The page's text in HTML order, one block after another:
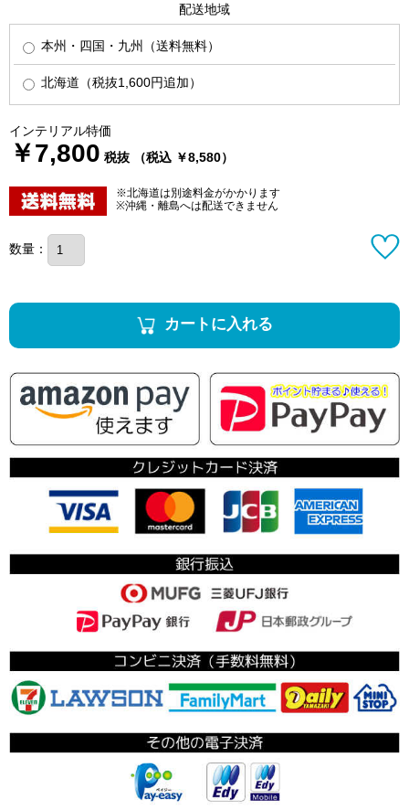
配送地域
本州・四国・九州（送料無料）
北海道（税抜1,600円追加）
インテリアル特価
￥7,800 税抜 （税込 ￥8,580）
※北海道は別途料金がかかります
※沖縄・離島へは配送できません
数量：
カートに入れる